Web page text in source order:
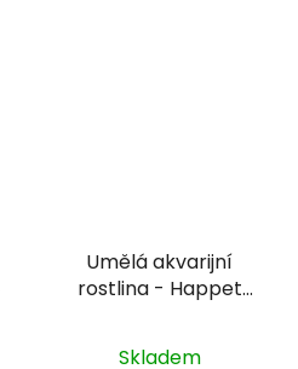
Umělá akvarijní
rostlina - Happet
Skladem